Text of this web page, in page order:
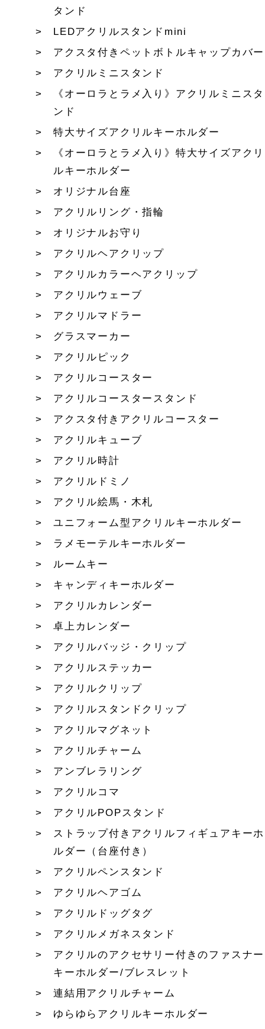
タンド
LEDアクリルスタンドmini
アクスタ付きペットボトルキャップカバー
アクリルミニスタンド
《オーロラとラメ入り》アクリルミニスタ
ンド
特大サイズアクリルキーホルダー
《オーロラとラメ入り》特大サイズアクリ
ルキーホルダー
オリジナル台座
アクリルリング・指輪
オリジナルお守り
アクリルヘアクリップ
アクリルカラーヘアクリップ
アクリルウェーブ
アクリルマドラー
グラスマーカー
アクリルピック
アクリルコースター
アクリルコースタースタンド
アクスタ付きアクリルコースター
アクリルキューブ
アクリル時計
アクリルドミノ
アクリル絵馬・木札
ユニフォーム型アクリルキーホルダー
ラメモーテルキーホルダー
ルームキー
キャンディキーホルダー
アクリルカレンダー
卓上カレンダー
アクリルバッジ・クリップ
アクリルステッカー
アクリルクリップ
アクリルスタンドクリップ
アクリルマグネット
アクリルチャーム
アンブレラリング
アクリルコマ
アクリルPOPスタンド
ストラップ付きアクリルフィギュアキーホ
ルダー（台座付き）
アクリルペンスタンド
アクリルヘアゴム
アクリルドッグタグ
アクリルメガネスタンド
アクリルのアクセサリー付きのファスナー
キーホルダー/ブレスレット
連結用アクリルチャーム
ゆらゆらアクリルキーホルダー